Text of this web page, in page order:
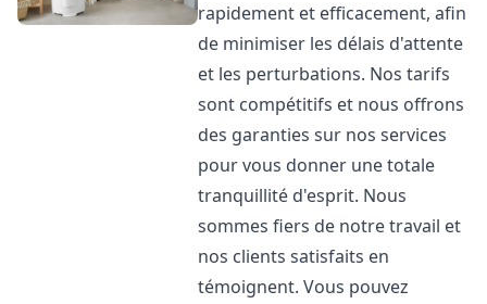
rapidement et efficacement, afin
de minimiser les délais d'attente
et les perturbations. Nos tarifs
sont compétitifs et nous offrons
des garanties sur nos services
pour vous donner une totale
tranquillité d'esprit. Nous
sommes fiers de notre travail et
nos clients satisfaits en
témoignent. Vous pouvez